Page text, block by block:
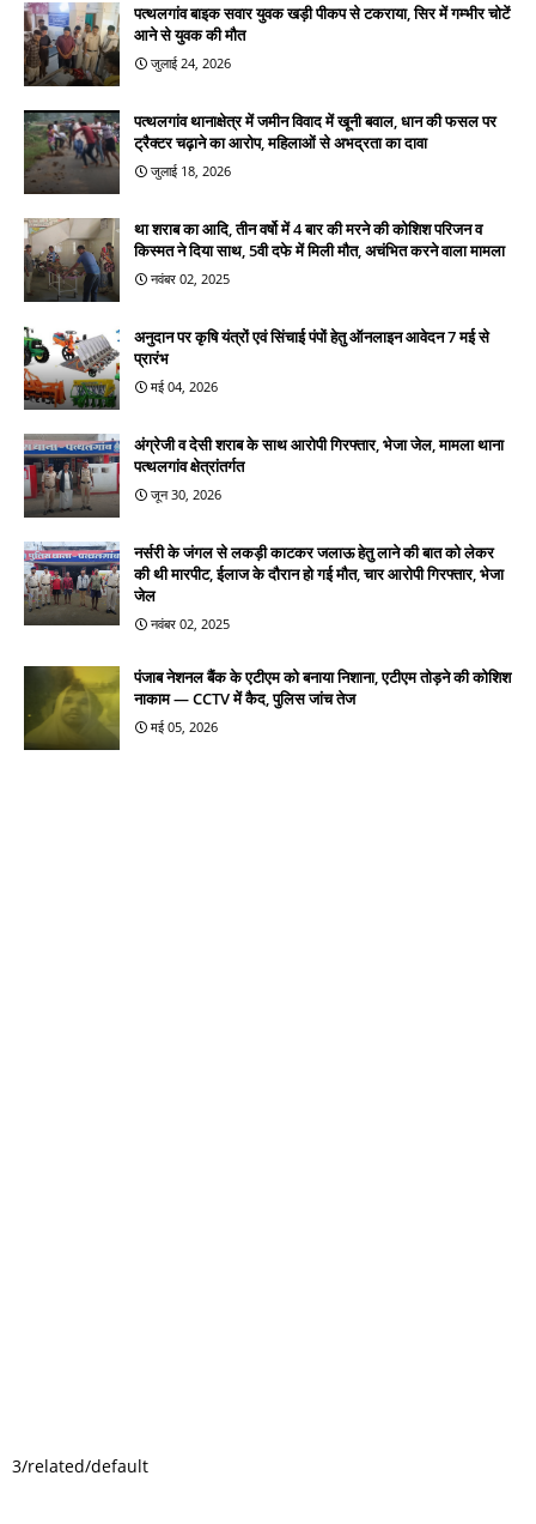
पत्थलगांव बाइक सवार युवक खड़ी पीकप से टकराया, सिर में गम्भीर चोटें
आने से युवक की मौत
जुलाई 24, 2026
पत्थलगांव थानाक्षेत्र में जमीन विवाद में खूनी बवाल, धान की फसल पर
ट्रैक्टर चढ़ाने का आरोप, महिलाओं से अभद्रता का दावा
जुलाई 18, 2026
था शराब का आदि, तीन वर्षो में 4 बार की मरने की कोशिश परिजन व
किस्मत ने दिया साथ, 5वी दफे में मिली मौत, अचंभित करने वाला मामला
नवंबर 02, 2025
अनुदान पर कृषि यंत्रों एवं सिंचाई पंपों हेतु ऑनलाइन आवेदन 7 मई से
प्रारंभ
मई 04, 2026
अंग्रेजी व देसी शराब के साथ आरोपी गिरफ्तार, भेजा जेल, मामला थाना
पत्थलगांव क्षेत्रांतर्गत
जून 30, 2026
नर्सरी के जंगल से लकड़ी काटकर जलाऊ हेतु लाने की बात को लेकर
की थी मारपीट, ईलाज के दौरान हो गई मौत, चार आरोपी गिरफ्तार, भेजा
जेल
नवंबर 02, 2025
पंजाब नेशनल बैंक के एटीएम को बनाया निशाना, एटीएम तोड़ने की कोशिश
नाकाम — CCTV में कैद, पुलिस जांच तेज
मई 05, 2026
3/related/default